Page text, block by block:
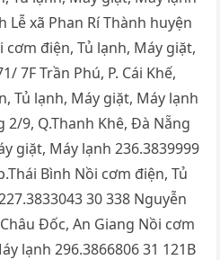
Lễ xã Phan Rí Thành huyện
cơm điện, Tủ lạnh, Máy giặt,
7F Trần Phú, P. Cái Khế,
Tủ lạnh, Máy giặt, Máy lạnh
2/9, Q.Thanh Khê, Đà Nẵng
giặt, Máy lạnh 236.3839999
Bình Nồi cơm điện, Tủ
30 338 Nguyễn
Đốc, An Giang Nồi cơm
lạnh 296.3866806 31 121B